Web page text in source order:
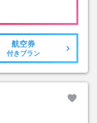
航空券
付きプラン